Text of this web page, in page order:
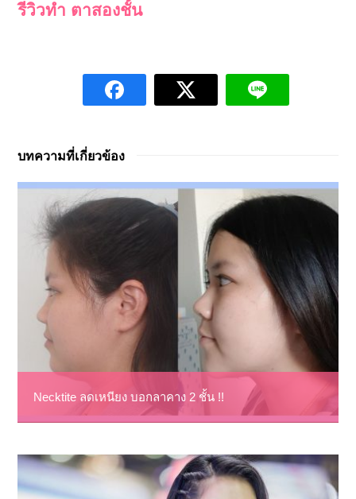
รีวิวทำ ตาสองชั้น
บทความที่เกี่ยวข้อง
Necktite ลดเหนียง บอกลาคาง 2 ชั้น !!